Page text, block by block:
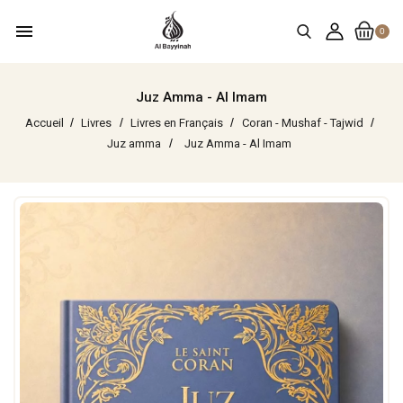
0
menu
Juz Amma - Al Imam
Accueil Livres Livres en Français
Coran - Mushaf - Tajwid
Juz amma
Juz Amma - Al Imam